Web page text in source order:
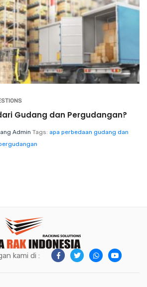
Gudang dan Pergudangan?
Admin Tags: apa perbedaan gudang dan
kami di :